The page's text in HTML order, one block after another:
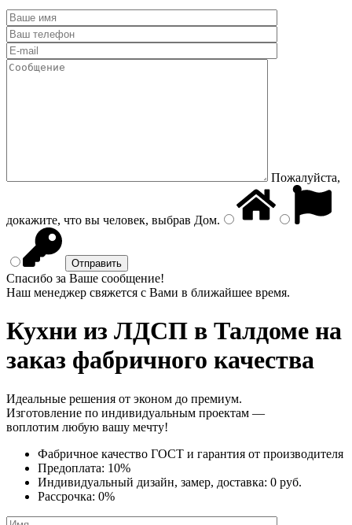
Пожалуйста,
докажите, что вы человек, выбрав Дом.
Спасибо за Ваше сообщение!
Наш менеджер свяжется с Вами в ближайшее время.
Кухни из ЛДСП в Талдоме на
заказ фабричного качества
Идеальные решения от эконом до премиум.
Изготовление по индивидуальным проектам —
воплотим любую вашу мечту!
Фабричное качество ГОСТ и гарантия от производителя
Предоплата: 10%
Индивидуальный дизайн, замер, доставка: 0 руб.
Рассрочка: 0%